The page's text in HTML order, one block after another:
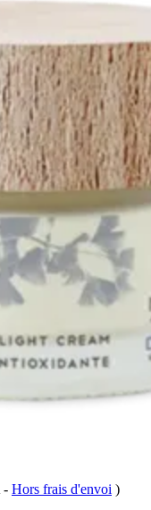
- Hors frais d'envoi )